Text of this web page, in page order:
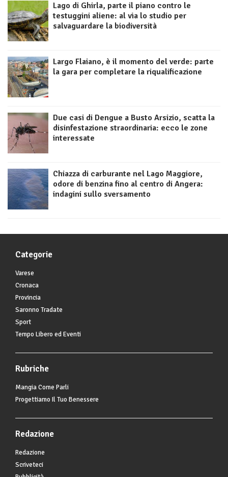
Lago di Ghirla, parte il piano contro le
testuggini aliene: al via lo studio per
salvaguardare la biodiversità
Largo Flaiano, è il momento del verde: parte
la gara per completare la riqualificazione
Due casi di Dengue a Busto Arsizio, scatta la
disinfestazione straordinaria: ecco le zone
interessate
Chiazza di carburante nel Lago Maggiore,
odore di benzina fino al centro di Angera:
indagini sullo sversamento
Categorie
Varese
Cronaca
Provincia
Saronno Tradate
Sport
Tempo Libero ed Eventi
Rubriche
Mangia Come Parli
Progettiamo Il Tuo Benessere
Redazione
Redazione
Scriveteci